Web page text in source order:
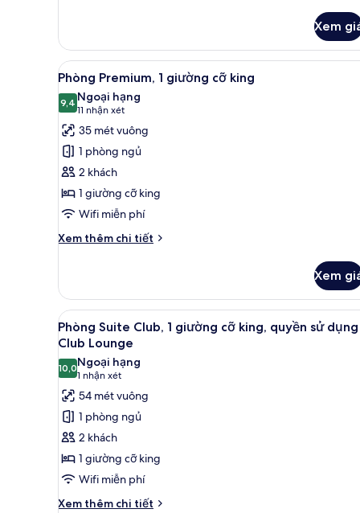
Deluxe,
phòng
ngủ
(1
King
bed)
Xem
Xem
tất
cả
ảnh
Phòng
Premium,
1
giường
cỡ
king
Phòng Premium, 1 giường
7
Phòng Premium, 1 giường cỡ king
9,49,4 trên 10
Ngoại hạng
11 nhận xét
(11
nhận
xét)
35 mét vuông
1 phòng ngủ
2 khách
1 giường cỡ king
Wifi miễn phí
Xem thêm chi tiết
Chi
Phòng
Premium,
1
giường
king
Xem
Xem
tất
cả
ảnh
Phòng
Suite
Club,
1
giường
cỡ
king,
Phòng Suite Club, 1 giường
5
Phòng Suite Club, 1 giường cỡ king, quyền sử dụng
Club Lounge
10,010,0 trên 10
Ngoại hạng
1 nhận xét
(1
nhận
xét)
54 mét vuông
1 phòng ngủ
2 khách
1 giường cỡ king
Wifi miễn phí
Xem thêm chi tiết
Chi